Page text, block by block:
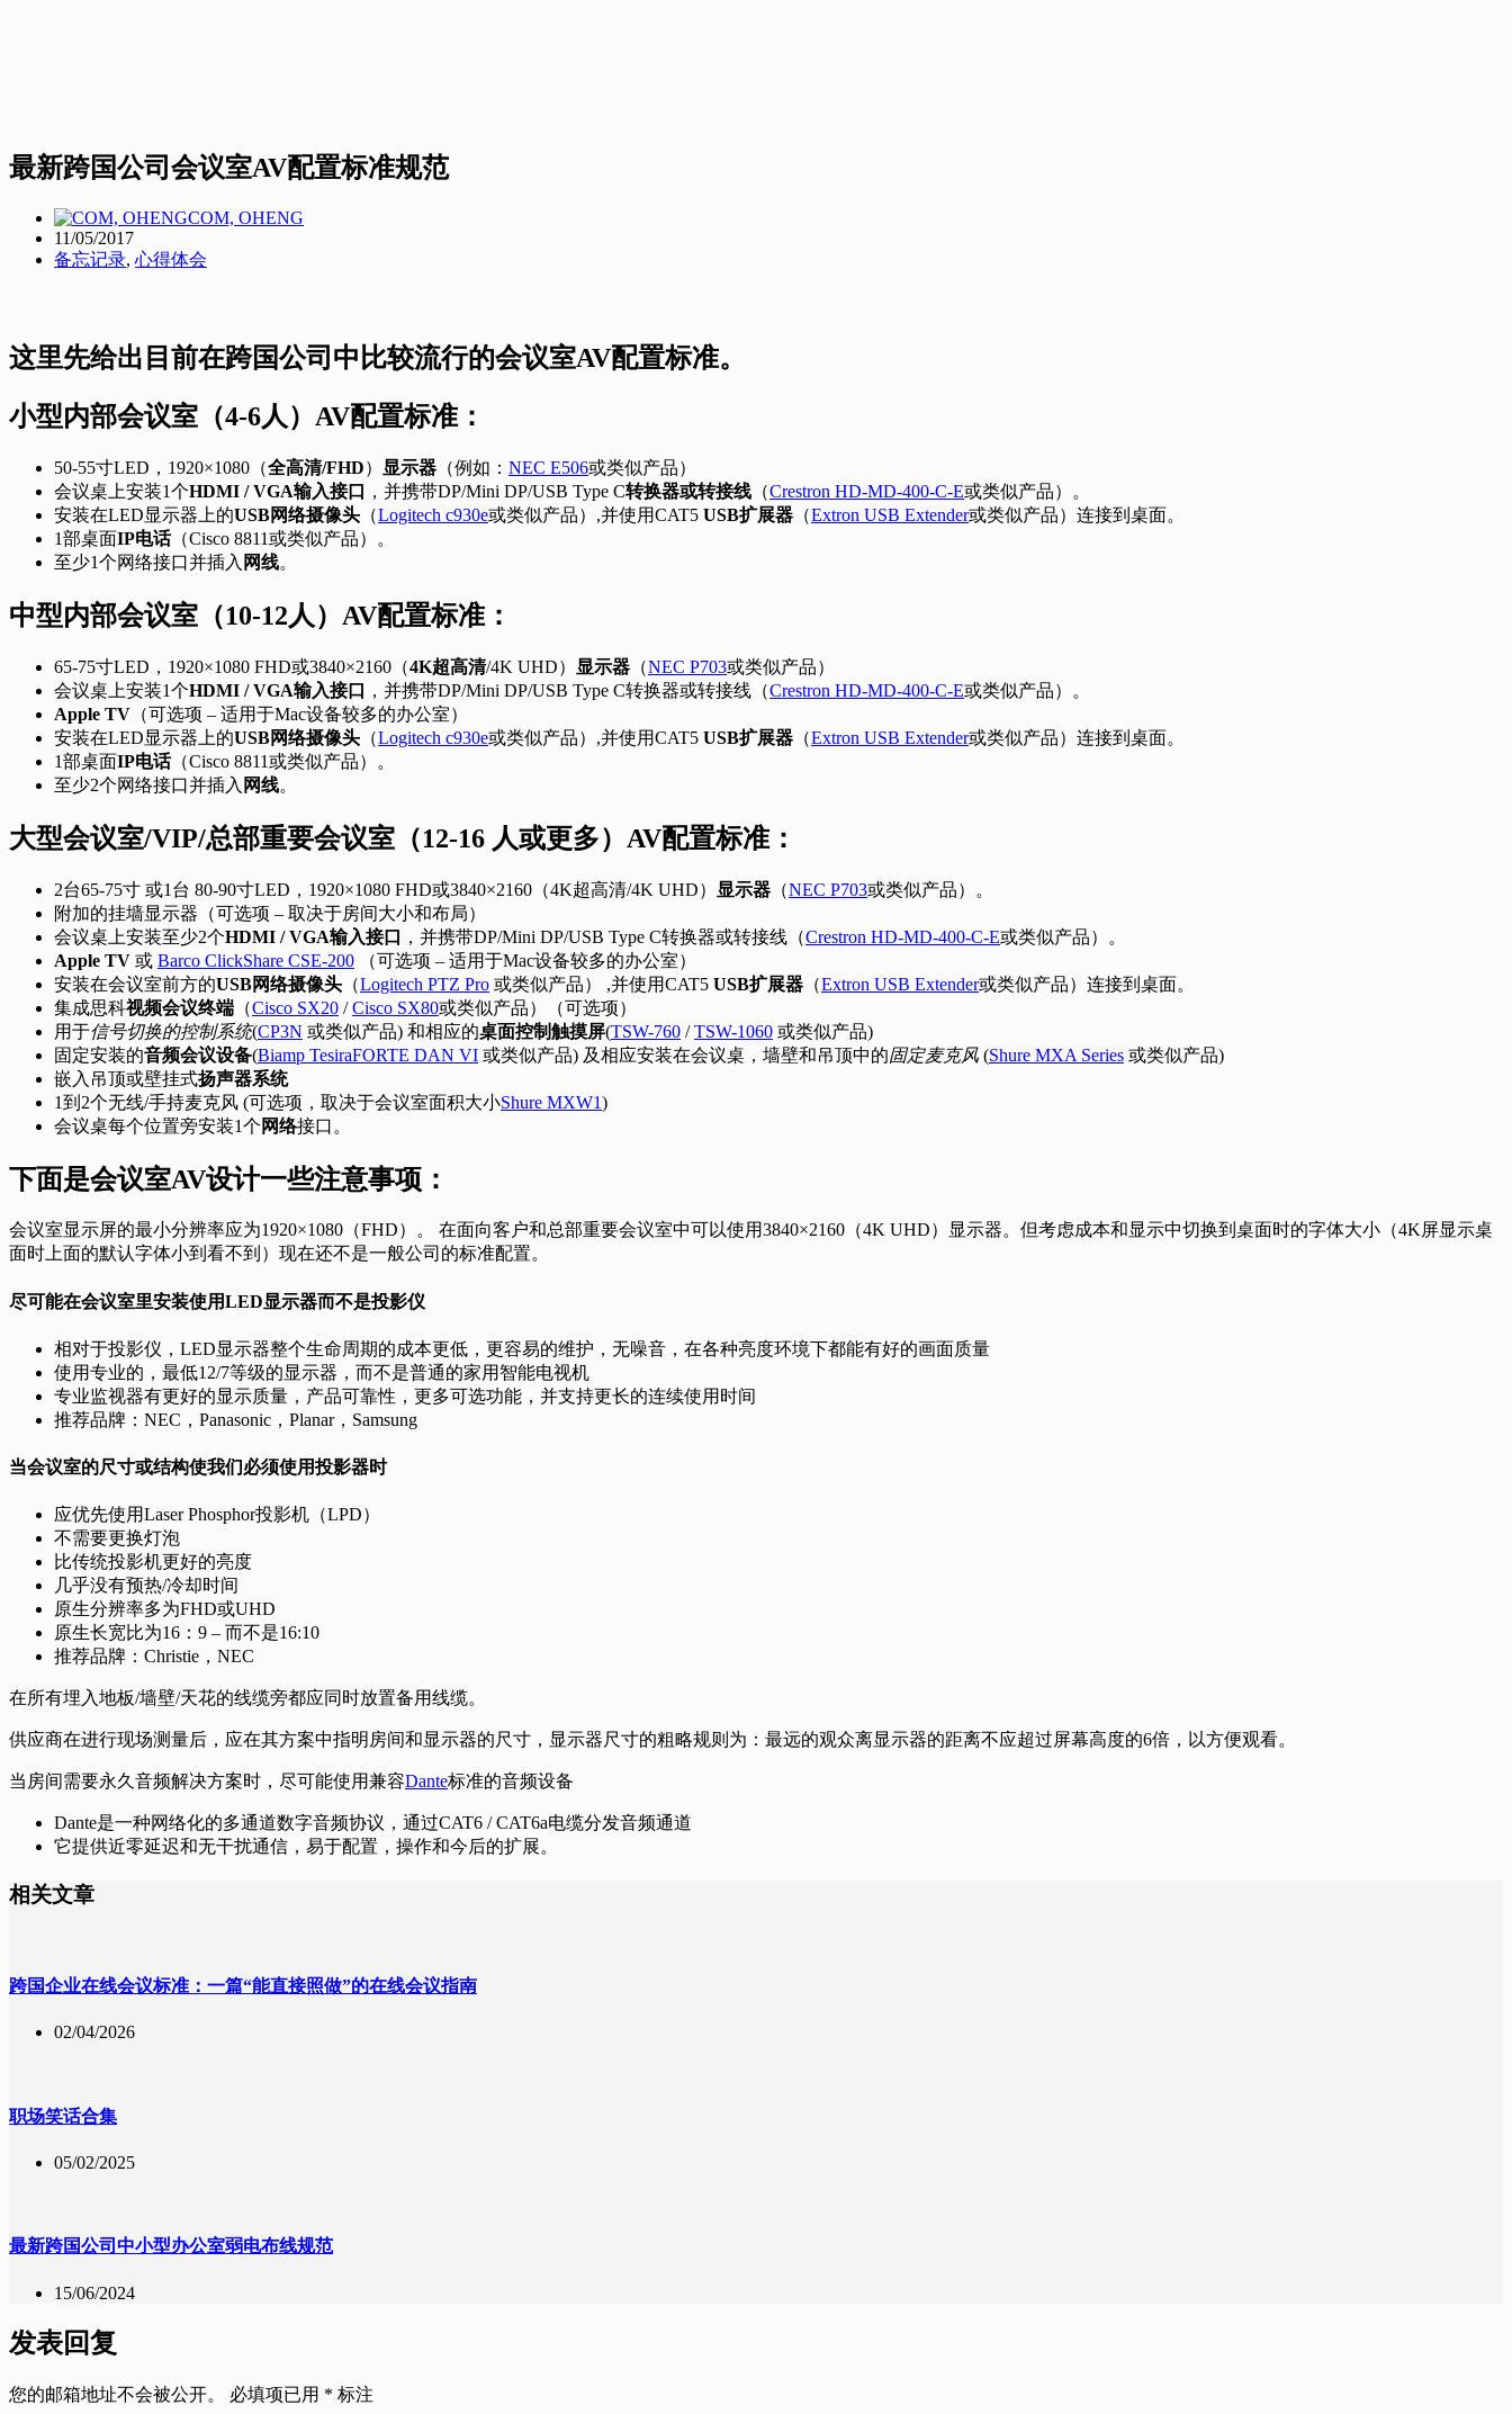
最新跨国公司会议室AV配置标准规范
COM, OHENG
11/05/2017
备忘记录, 心得体会
这里先给出目前在跨国公司中比较流行的会议室AV配置标准。
小型内部会议室（4-6人）AV配置标准：
50-55寸LED，1920×1080（全高清/FHD） 显示器 （例如： NEC E506或类似产品）
会议桌上安装1个HDMI / VGA输入接口 ，并携带DP/Mini DP/USB Type C转换器或转接线 （Crestron HD-MD-400-C-E或类似产品）。
安装在LED显示器上的USB网络摄像头 （Logitech c930e或类似产品）,并使用CAT5 USB扩展器 （Extron USB Extender或类似产品）连接到桌面。
1部桌面IP电话（Cisco 8811或类似产品）。
至少1个网络接口并插入 网线。
中型内部会议室（10-12人）AV配置标准：
65-75寸LED，1920×1080 FHD或3840×2160（4K超高清/4K UHD） 显示器 （NEC P703或类似产品）
会议桌上安装1个HDMI / VGA输入接口 ，并携带DP/Mini DP/USB Type C转换器或转接线（Crestron HD-MD-400-C-E或类似产品）。
Apple TV （可选项 – 适用于Mac设备较多的办公室）
安装在LED显示器上的USB网络摄像头 （Logitech c930e或类似产品）,并使用CAT5 USB扩展器 （Extron USB Extender或类似产品）连接到桌面。
1部桌面IP电话（Cisco 8811或类似产品）。
至少2个网络接口并插入 网线。
大型会议室/VIP/总部重要会议室（12-16 人或更多）AV配置标准：
2台65-75寸 或1台 80-90寸LED，1920×1080 FHD或3840×2160（4K超高清/4K UHD） 显示器 （NEC P703或类似产品）。
附加的挂墙显示器（可选项 – 取决于房间大小和布局）
会议桌上安装至少2个HDMI / VGA输入接口 ，并携带DP/Mini DP/USB Type C转换器或转接线（Crestron HD-MD-400-C-E或类似产品）。
Apple TV 或 Barco ClickShare CSE-200 （可选项 – 适用于Mac设备较多的办公室）
安装在会议室前方的USB网络摄像头 （Logitech PTZ Pro 或类似产品） ,并使用CAT5 USB扩展器 （Extron USB Extender或类似产品）连接到桌面。
集成思科视频会议终端 （Cisco SX20 /Cisco SX80或类似产品）（可选项）
用于信号切换的控制系统(CP3N 或类似产品) 和相应的桌面控制触摸屏(TSW-760 /TSW-1060 或类似产品)
固定安装的音频会议设备(Biamp TesiraFORTE DAN VI 或类似产品) 及相应安装在会议桌，墙壁和吊顶中的固定麦克风 (Shure MXA Series 或类似产品)
嵌入吊顶或壁挂式扬声器系统
1到2个无线/手持麦克风 (可选项，取决于会议室面积大小Shure MXW1)
会议桌每个位置旁安装1个 网络接口。
下面是会议室AV设计一些注意事项：
会议室显示屏的最小分辨率应为1920×1080（FHD）。 在面向客户和总部重要会议室中可以使用3840×2160（4K UHD）显示器。但考虑成本和显示中切换到桌面时的字体大小（4K屏显示桌
面时上面的默认字体小到看不到）现在还不是一般公司的标准配置。
尽可能在会议室里安装使用LED显示器而不是投影仪
相对于投影仪，LED显示器整个生命周期的成本更低，更容易的维护，无噪音，在各种亮度环境下都能有好的画面质量
使用专业的，最低12/7等级的显示器，而不是普通的家用智能电视机
专业监视器有更好的显示质量，产品可靠性，更多可选功能，并支持更长的连续使用时间
推荐品牌：NEC，Panasonic，Planar，Samsung
当会议室的尺寸或结构使我们必须使用投影器时
应优先使用Laser Phosphor投影机（LPD）
不需要更换灯泡
比传统投影机更好的亮度
几乎没有预热/冷却时间
原生分​​辨率多为FHD或UHD
原生长宽比为16：9 – 而不是16:10
推荐品牌：Christie，NEC
在所有埋入地板/墙壁/天花的线缆旁都应同时放置备用线缆。
供应商在进行现场测量后，应在其方案中指明房间和显示器的尺寸，显示器尺寸的粗略规则为：最远的观众离显示器的距离不应超过屏幕高度的6倍，以方便观看。
当房间需要永久音频解决方案时，尽可能使用兼容Dante标准的音频设备
Dante是一种网络化的多通道数字音频协议，通过CAT6 / CAT6a电缆分发音频通道
它提供近零延迟和无干扰通信，易于配置，操作和今后的扩展。
相关文章
跨国企业在线会议标准：一篇“能直接照做”的在线会议指南
02/04/2026
职场笑话合集
05/02/2025
最新跨国公司中小型办公室弱电布线规范
15/06/2024
发表回复
您的邮箱地址不会被公开。 必填项已用 * 标注